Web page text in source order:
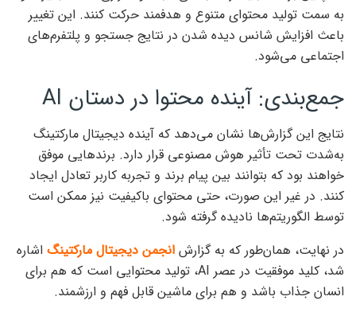
به سمت تولید محتوای متنوع و هدفمند حرکت کنند. این تغییر
باعث افزایش شانس دیده شدن در نتایج جستجو و پلتفرم‌های
اجتماعی می‌شود.
جمع‌بندی: آینده محتوا در دستان AI
نتایج این گزارش‌ها نشان می‌دهد که آینده دیجیتال مارکتینگ
به‌شدت تحت تأثیر هوش مصنوعی قرار دارد. برندهایی موفق
خواهند بود که بتوانند بین پیام برند و تجربه کاربر تعادل ایجاد
کنند. در غیر این صورت، حتی محتوای باکیفیت نیز ممکن است
توسط الگوریتم‌ها نادیده گرفته شود.
در نهایت، همان‌طور که به گزارش انجمن دیجیتال مارکتینگ اشاره
شد، کلید موفقیت در عصر AI، تولید محتوایی است که هم برای
انسان جذاب باشد و هم برای ماشین قابل فهم و ارزشمند.